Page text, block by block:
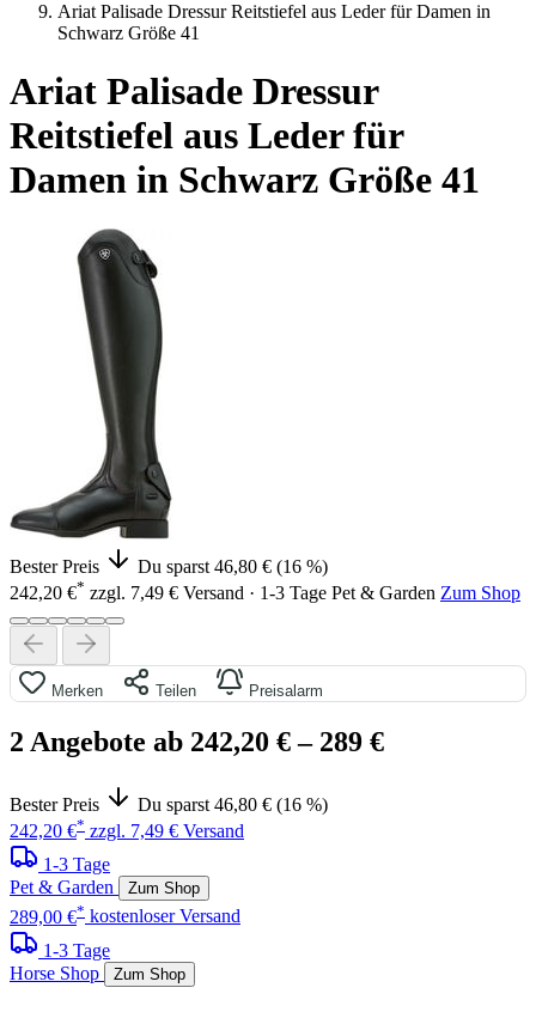
Ariat Palisade Dressur Reitstiefel aus Leder für Damen in
Schwarz Größe 41
Ariat Palisade Dressur
Reitstiefel aus Leder für
Damen in Schwarz Größe 41
Bester Preis
Du sparst 46,80 € (16 %)
242,20 €* zzgl. 7,49 € Versand · 1-3 Tage Pet & Garden Zum Shop
Merken Teilen Preisalarm
2 Angebote ab 242,20 €– 289 €
Bester Preis
Du sparst 46,80 € (16 %)
242,20 €* zzgl. 7,49 € Versand
1-3 Tage
Pet & Garden
Zum Shop
289,00 €* kostenloser Versand
1-3 Tage
Horse Shop
Zum Shop